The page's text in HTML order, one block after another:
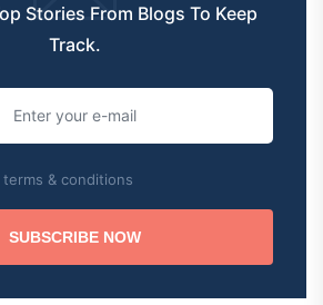
Stories From Blogs To Keep
Track.
& conditions
SUBSCRIBE NOW